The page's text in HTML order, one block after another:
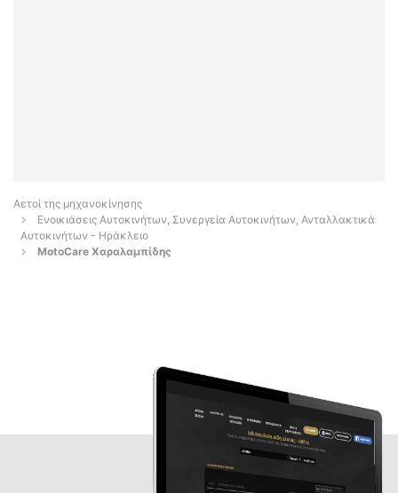
Αετοί της μηχανοκίνησης
Ενοικιάσεις Αυτοκινήτων, Συνεργεία Αυτοκινήτων, Ανταλλακτικά
Αυτοκινήτων - Ηράκλειο
MotoCare Χαραλαμπίδης